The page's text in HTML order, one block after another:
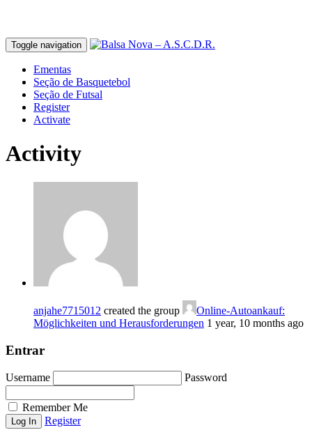
Toggle navigation
Ementas
Seção de Basquetebol
Seção de Futsal
Register
Activate
Activity
anjahe7715012 created the group
Online-Autoankauf:
Möglichkeiten und Herausforderungen 1 year, 10 months ago
Entrar
Username Password
Remember Me
Register